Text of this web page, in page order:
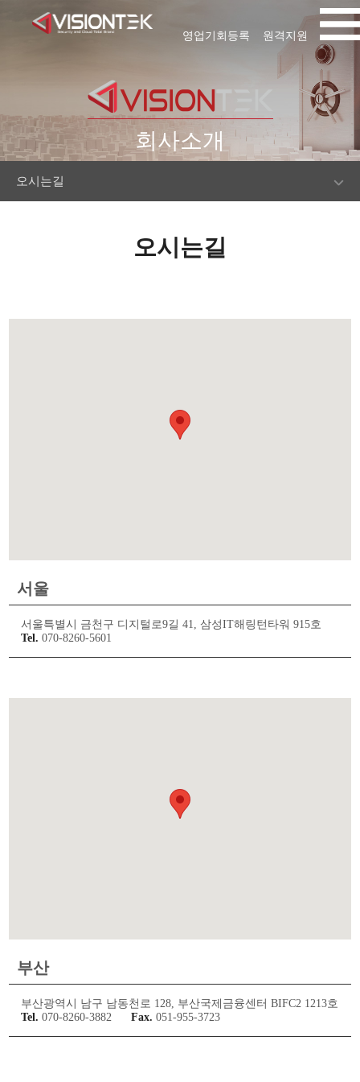
원격지원
영업기회등록
회사소개
오시는길
오시는길
서울
서울특별시 금천구 디지털로9길 41, 삼성IT해링턴타워 915호
Tel. 070-8260-5601
부산
부산광역시 남구 남동천로 128, 부산국제금융센터 BIFC2 1213호
Tel. 070-8260-3882 Fax. 051-955-3723